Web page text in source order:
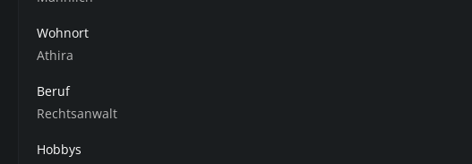
Wohnort
Athira
Beruf
Rechtsanwalt
Hobbys